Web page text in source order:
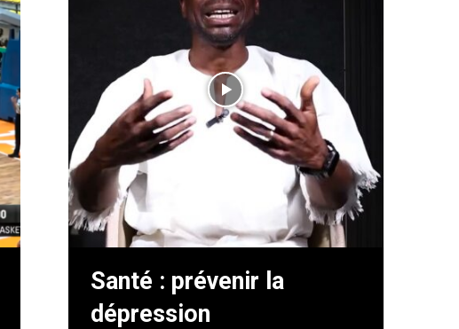
Santé : prévenir la
dépression